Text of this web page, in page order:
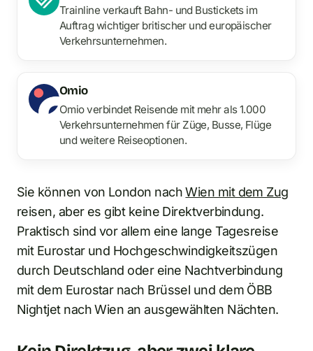
Trainline verkauft Bahn- und Bustickets im
Auftrag wichtiger britischer und europäischer
Verkehrsunternehmen.
Omio
Omio verbindet Reisende mit mehr als 1.000
Verkehrsunternehmen für Züge, Busse, Flüge
und weitere Reiseoptionen.
Sie können von London nachWien mit dem Zug
reisen, aber es gibt keine Direktverbindung.
Praktisch sind vor allem eine lange Tagesreise
mit Eurostar und Hochgeschwindigkeitszügen
durch Deutschland oder eine Nachtverbindung
mit dem Eurostar nach Brüssel und dem ÖBB
Nightjet nach Wien an ausgewählten Nächten.